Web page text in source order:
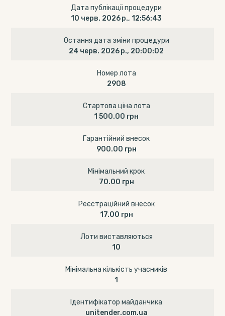
Дата публікації процедури
10 черв. 2026 р., 12:56:43
Остання дата зміни процедури
24 черв. 2026 р., 20:00:02
Номер лота
2908
Стартова ціна лота
1 500.00 грн
Гарантійний внесок
900.00 грн
Мінімальний крок
70.00 грн
Реєстраційний внесок
17.00 грн
Лоти виставляються
10
Мінімальна кількість учасників
1
Ідентифікатор майданчика
unitender.com.ua